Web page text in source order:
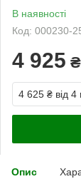
В наявності
Код: 000230-
4 925
4 625 ₴ від 4
Опис